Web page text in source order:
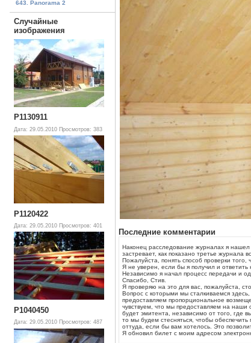
643. Panorama 2
Случайные
изображения
P1130911
Дата: 29.05.2010 Просмотров: 383
P1120422
Дата: 29.05.2010 Просмотров: 401
P1040450
Дата: 29.05.2010 Просмотров: 487
Последние комментарии
Наконец расследование журналах я нашел
застревает, как показано третье журнала
Пожалуйста, понять способ проверки
Я не уверен, если бы я получил и
Независимо я начал процесс передачи и
Спасибо, Стив.
Я проверяю на это для вас, пожалуйста,
Вопрос с которыми мы сталкиваемся
предоставляем пропорциональное
чувствуем, что мы предоставляем на наши
будет эмитента, независимо от того, где
то мы будем стесняться, чтобы
оттуда, если бы вам хотелось. Это
Я обновил билет с моим адресом